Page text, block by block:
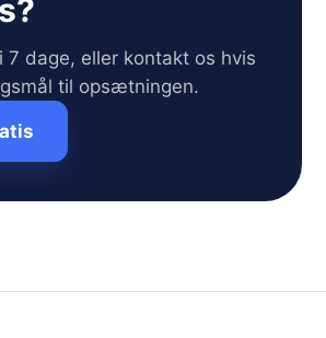
7 dage, eller kontakt os hvis
til opsætningen.